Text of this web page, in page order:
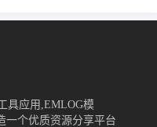
具应用,EMLOG模
一个优质资源分享平台